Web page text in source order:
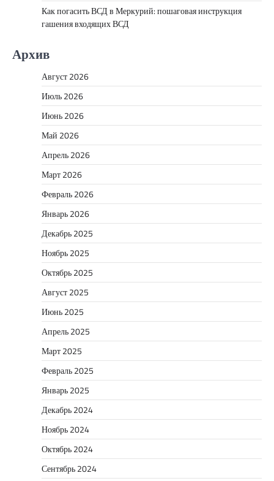
Как погасить ВСД в Меркурий: пошаговая инструкция
гашения входящих ВСД
Архив
Август 2026
Июль 2026
Июнь 2026
Май 2026
Апрель 2026
Март 2026
Февраль 2026
Январь 2026
Декабрь 2025
Ноябрь 2025
Октябрь 2025
Август 2025
Июнь 2025
Апрель 2025
Март 2025
Февраль 2025
Январь 2025
Декабрь 2024
Ноябрь 2024
Октябрь 2024
Сентябрь 2024